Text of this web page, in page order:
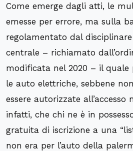
Come emerge dagli atti, le
emesse per errore, ma sulla
regolamentato dal
centrale – richiamato
modificata nel 2020 – il quale
le auto elettriche, sebbene
essere autorizzate all’accesso
infatti, che chi ne è in
gratuita di iscrizione a una
non era per l’auto della